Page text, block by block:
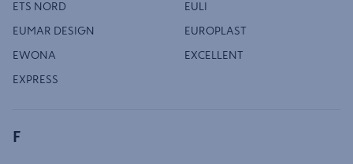
ETS NORD EULI
EUMAR DESIGN EUROPLAST
EWONA EXCELLENT
EXPRESS
F